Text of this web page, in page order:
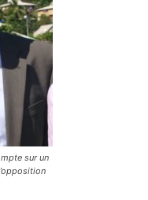
sur un